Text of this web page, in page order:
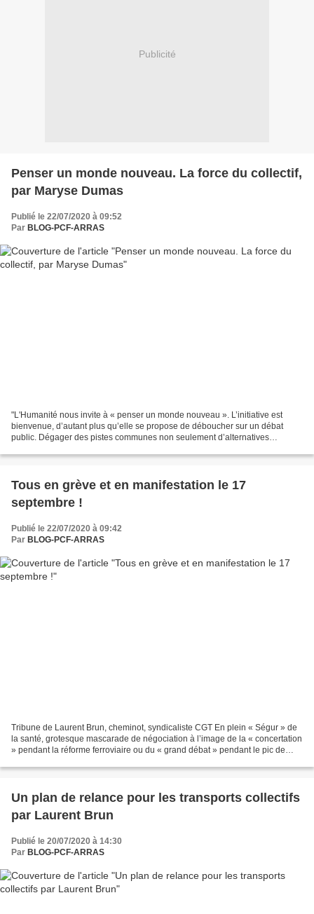
Publicité
Penser un monde nouveau. La force du collectif,
par Maryse Dumas
Publié le 22/07/2020 à 09:52
Par BLOG-PCF-ARRAS
"L'Humanité nous invite à « penser un monde nouveau ». L’initiative est
bienvenue, d’autant plus qu’elle se propose de déboucher sur un débat
public. Dégager des pistes communes non seulement d’alternatives
Tous en grève et en manifestation le 17
septembre !
Publié le 22/07/2020 à 09:42
Par BLOG-PCF-ARRAS
Tribune de Laurent Brun, cheminot, syndicaliste CGT En plein « Ségur » de
la santé, grotesque mascarade de négociation à l’image de la « concertation
» pendant la réforme ferroviaire ou du « grand débat » pendant le pic de
Un plan de relance pour les transports collectifs
par Laurent Brun
Publié le 20/07/2020 à 14:30
Par BLOG-PCF-ARRAS